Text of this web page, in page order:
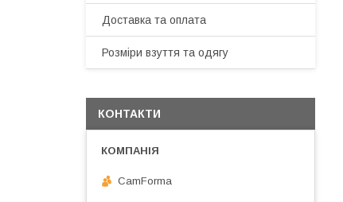
Доставка та оплата
Розміри взуття та одягу
КОНТАКТИ
CamForma